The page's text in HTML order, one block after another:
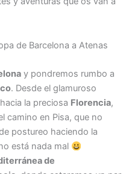
y pondremos rumbo a
. Desde el glamuroso
la preciosa Florencia,
camino en Pisa, que no
postureo haciendo la
está nada mal
de